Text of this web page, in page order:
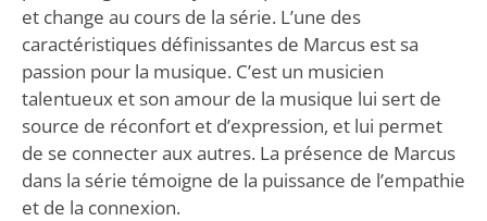
et change au cours de la série. L’une des
caractéristiques définissantes de Marcus est sa
passion pour la musique. C’est un musicien
talentueux et son amour de la musique lui sert de
source de réconfort et d’expression, et lui permet
de se connecter aux autres. La présence de Marcus
dans la série témoigne de la puissance de l’empathie
et de la connexion.